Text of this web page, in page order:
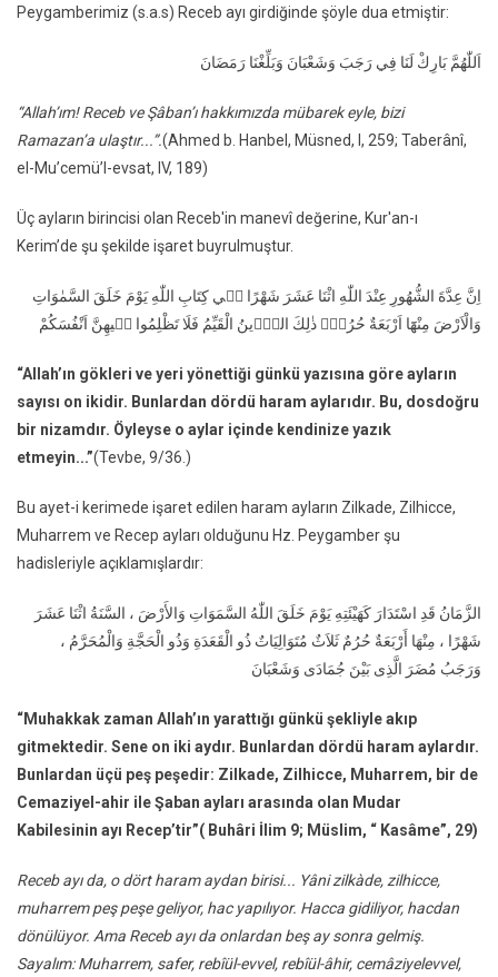
Peygamberimiz (s.a.s) Receb ayı girdiğinde şöyle dua etmiştir:
اَللّٰهُمَّ بَارِكْ لَنَا فِي رَجَبَ وَشَعْبَانَ وَبَلِّغْنَا رَمَضَانَ
“Allah’ım! Receb ve Şâban’ı hakkımızda mübarek eyle, bizi
Ramazan’a ulaştır...”.(Ahmed b. Hanbel, Müsned, I, 259; Taberânî,
el-Mu’cemü’l-evsat, IV, 189)
Üç ayların birincisi olan Receb'in manevî değerine, Kur'an-ı
Kerim’de şu şekilde işaret buyrulmuştur.
اِنَّ عِدَّةَ الشُّهُورِ عِنْدَ اللّٰهِ اثْنَا عَشَرَ شَهْرًا ف۪ي كِتَابِ اللّٰهِ يَوْمَ خَلَقَ السَّمٰوَاتِ
وَالْاَرْضَ مِنْهَٓا اَرْبَعَةٌ حُرُمٌۜ ذٰلِكَ الدّ۪ينُ الْقَيِّمُ فَلَا تَظْلِمُوا ف۪يهِنَّ اَنْفُسَكُمْ
“Allah’ın gökleri ve yeri yönettiği günkü yazısına göre ayların
sayısı on ikidir. Bunlardan dördü haram aylarıdır. Bu, dosdoğru
bir nizamdır. Öyleyse o aylar içinde kendinize yazık
etmeyin...”(Tevbe, 9/36.)
Bu ayet-i kerimede işaret edilen haram ayların Zilkade, Zilhicce,
Muharrem ve Recep ayları olduğunu Hz. Peygamber şu
hadisleriyle açıklamışlardır:
الزَّمَانُ قَدِ اسْتَدَارَ كَهَيْئَتِهِ يَوْمَ خَلَقَ اللّٰهُ السَّمَوَاتِ وَالأَرْضَ ، السَّنَةُ اثْنَا عَشَرَ
شَهْرًا ، مِنْهَا أَرْبَعَةٌ حُرُمٌ ثَلاَثٌ مُتَوَالِيَاتٌ ذُو الْقَعَدَةِ وَذُو الْحَجَّةِ وَالْمُحَرَّمُ ،
وَرَجَبُ مُضَرَ الَّذِى بَيْنَ جُمَادَى وَشَعْبَانَ
“Muhakkak zaman Allah’ın yarattığı günkü şekliyle akıp
gitmektedir. Sene on iki aydır. Bunlardan dördü haram aylardır.
Bunlardan üçü peş peşedir: Zilkade, Zilhicce, Muharrem, bir de
Cemaziyel-ahir ile Şaban ayları arasında olan Mudar
Kabilesinin ayı Recep’tir”( Buhâri İlim 9; Müslim, “ Kasâme”, 29)
Receb ayı da, o dört haram aydan birisi... Yâni zilkàde, zilhicce,
muharrem peş peşe geliyor, hac yapılıyor. Hacca gidiliyor, hacdan
dönülüyor. Ama Receb ayı da onlardan beş ay sonra gelmiş.
Sayalım: Muharrem, safer, rebîül-evvel, rebîül-âhir, cemâziyelevvel,